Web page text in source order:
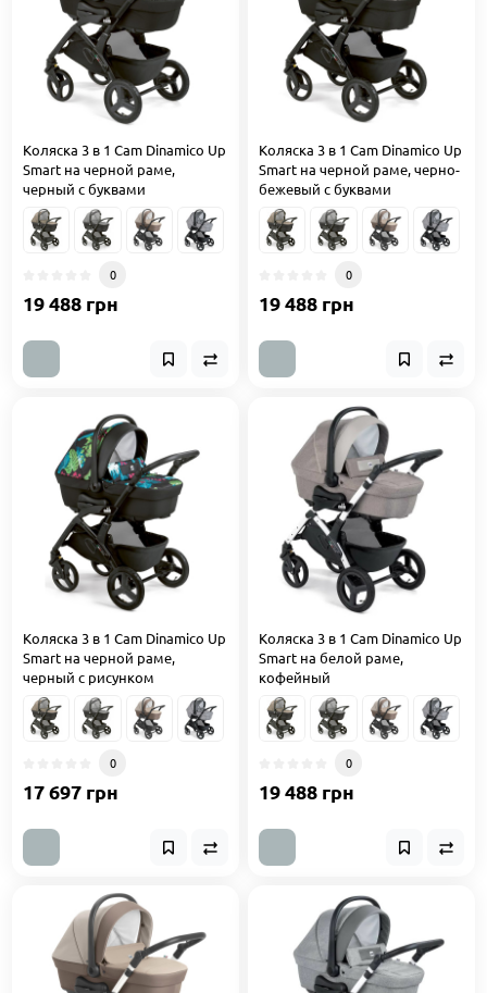
Коляска 3 в 1 Cam Dinamico Up
Smart на черной раме,
черный с буквами
0
19 488 грн
Коляска 3 в 1 Cam Dinamico Up
Smart на черной раме, черно-
бежевый с буквами
0
19 488 грн
Коляска 3 в 1 Cam Dinamico Up
Smart на черной раме,
черный с рисунком
0
17 697 грн
Коляска 3 в 1 Cam Dinamico Up
Smart на белой раме,
кофейный
0
19 488 грн